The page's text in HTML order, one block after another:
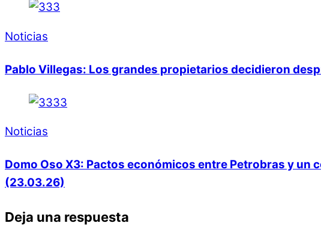
Noticias
Pablo Villegas: Los grandes propietarios decidieron
Noticias
Domo Oso X3: Pactos económicos entre Petrobras y un
(23.03.26)
Deja una respuesta